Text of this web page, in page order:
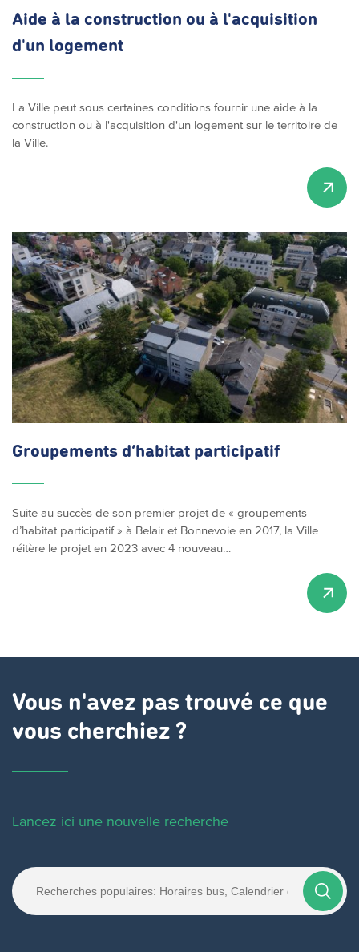
Aide à la construction ou à l'acquisition
d'un logement
La Ville peut sous certaines conditions fournir une aide à la
construction ou à l'acquisition d'un logement sur le territoire de
la Ville.
Groupements d’habitat participatif
Suite au succès de son premier projet de « groupements
d’habitat participatif » à Belair et Bonnevoie en 2017, la Ville
réitère le projet en 2023 avec 4 nouveau…
Vous n'avez pas trouvé ce que
vous cherchiez ?
Lancez ici une nouvelle recherche